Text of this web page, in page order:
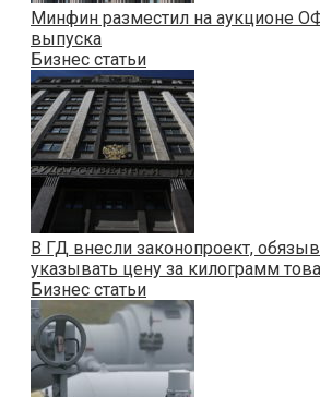
Минфин разместил на аукционе
выпуска
Бизнес статьи
В ГД внесли законопроект,
указывать цену за килограмм
Бизнес статьи